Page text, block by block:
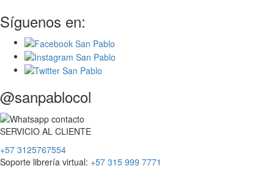
Síguenos en:
@sanpablocol
SERVICIO AL CLIENTE
+57 3125767554
Soporte librería virtual: +57 315 999 7771